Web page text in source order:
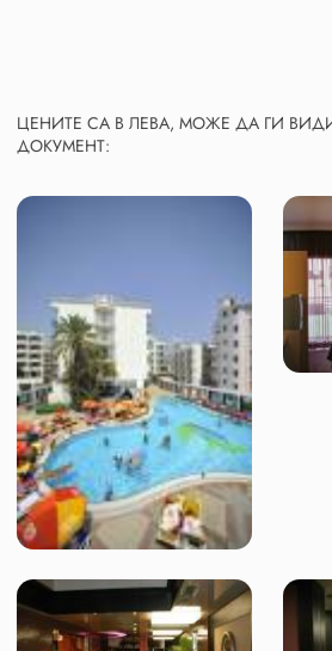
ЦЕНИТЕ СА В ЛЕВА, МОЖЕ ДА ГИ
ДОКУМЕНТ: